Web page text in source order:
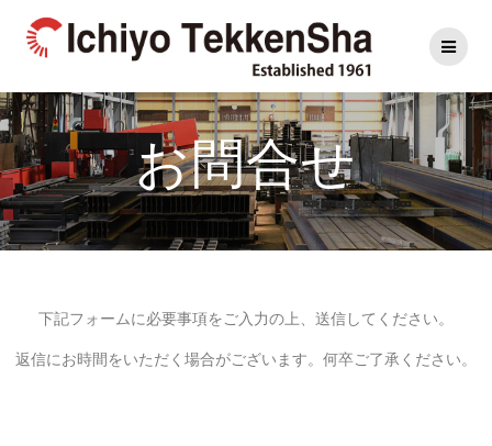
お問合せ
下記フォームに必要事項をご入力の上、送信してください。
返信にお時間をいただく場合がございます。何卒ご了承ください。